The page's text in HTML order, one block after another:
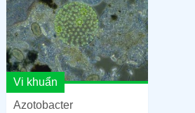
Vi khuẩn
Azotobacter